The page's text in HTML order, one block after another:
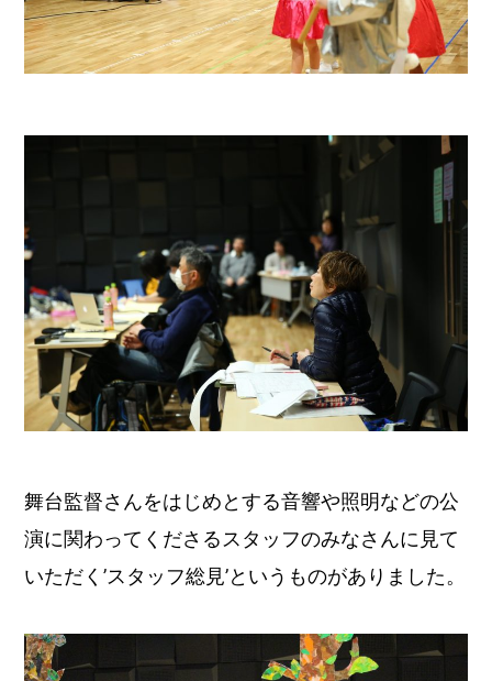
舞台監督さんをはじめとする音響や照明などの公
演に関わってくださるスタッフのみなさんに見て
いただく’スタッフ総見’というものがありました。